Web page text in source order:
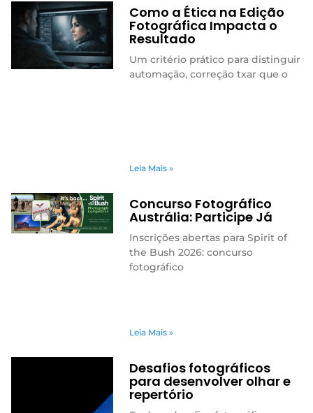
Como a Ética na Edição
Fotográfica Impacta o
Resultado
Um critério prático para distinguir
automação, correção txar que o
Leia Mais »
Concurso Fotográfico
Austrália: Participe Já
Inscrições abertas para Spirit of
the Bush 2026: concurso
fotográfico
Leia Mais »
Desafios fotográficos
para desenvolver olhar e
repertório